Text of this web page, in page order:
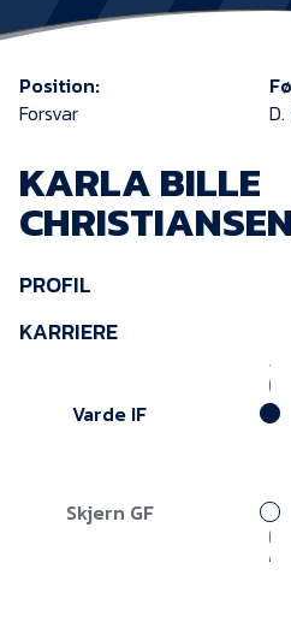
BLUE
EfB Akademi
Sydvestjysk
Blue Water
Position:
Forsvar
KARLA BILLE
CHRISTIANSEN
PROFIL
KARRIERE
Varde IF
Skjern GF